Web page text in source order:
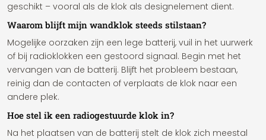
geschikt – vooral als de klok als designelement dient.
Waarom blijft mijn wandklok steeds stilstaan?
Mogelijke oorzaken zijn een lege batterij, vuil in het uurwerk
of bij radioklokken een gestoord signaal. Begin met het
vervangen van de batterij. Blijft het probleem bestaan,
reinig dan de contacten of verplaats de klok naar een
andere plek.
Hoe stel ik een radiogestuurde klok in?
Na het plaatsen van de batterij stelt de klok zich meestal